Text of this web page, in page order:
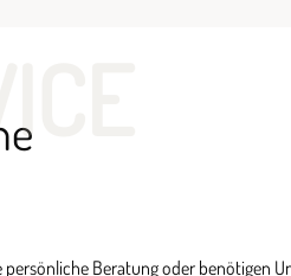
persönliche Beratung oder benötigen